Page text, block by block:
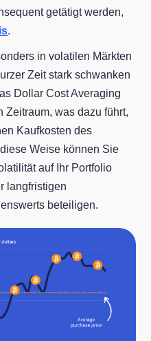
getätigt werden,
.
in volatilen Märkten
Zeit stark schwanken
Dollar Cost Averaging
Zeitraum, was dazu führt,
Kaufkosten des
Weise können Sie
auf Ihr Portfolio
langfristigen
beteiligen.